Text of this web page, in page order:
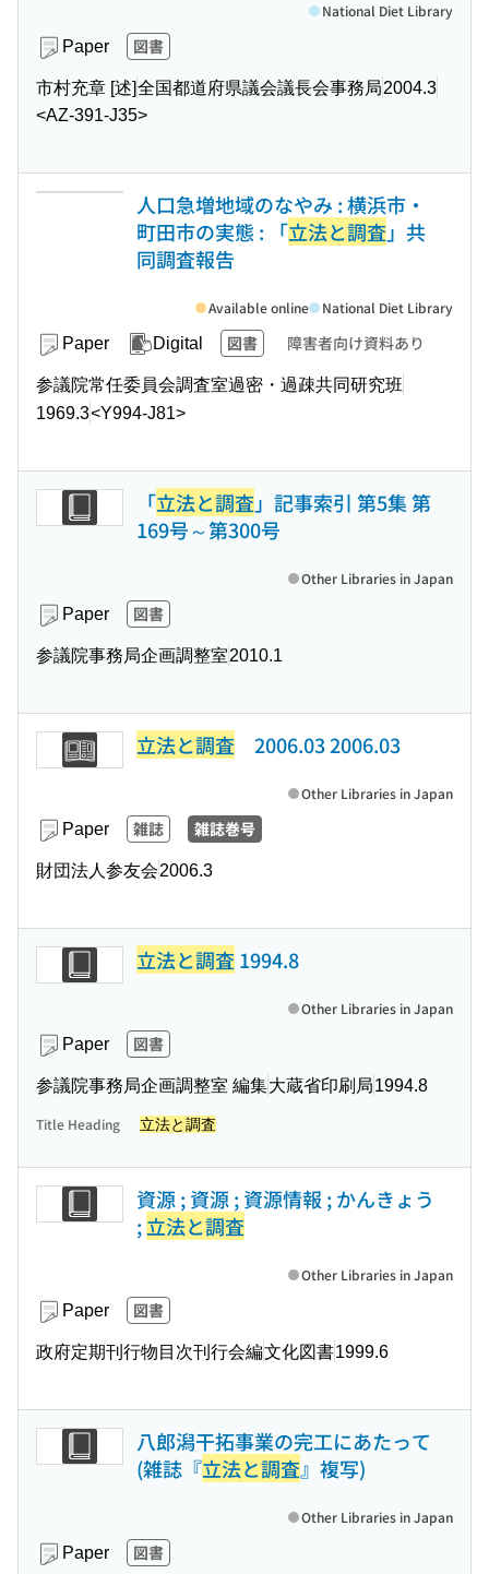
Paper 図書
市村充章 [述]全国都道府県議会議長会事務局2004.3
<AZ-391-J35>
National Diet Library
人口急増地域のなやみ : 横浜市・
町田市の実態 : 「立法と調査」共
同調査報告
Paper Digital 図書 障害者向け資料あり
参議院常任委員会調査室過密・過疎共同研究班
1969.3<Y994-J81>
Available online National Diet Library
「立法と調査」記事索引 第5集 第
169号～第300号
Paper 図書
参議院事務局企画調整室2010.1
Other Libraries in Japan
立法と調査 2006.03 2006.03
Paper 雑誌 雑誌巻号
財団法人参友会2006.3
Other Libraries in Japan
立法と調査 1994.8
Paper 図書
参議院事務局企画調整室 編集大蔵省印刷局1994.8
Other Libraries in Japan
Title Heading 立法と調査
資源 ; 資源 ; 資源情報 ; かんきょう
;立法と調査
Paper 図書
政府定期刊行物目次刊行会編文化図書1999.6
Other Libraries in Japan
八郎潟干拓事業の完工にあたって
(雑誌『立法と調査』複写)
Paper 図書
Other Libraries in Japan